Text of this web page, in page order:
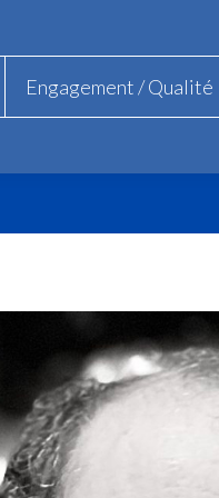
Engagement / Qualité
Engagement / Qualité